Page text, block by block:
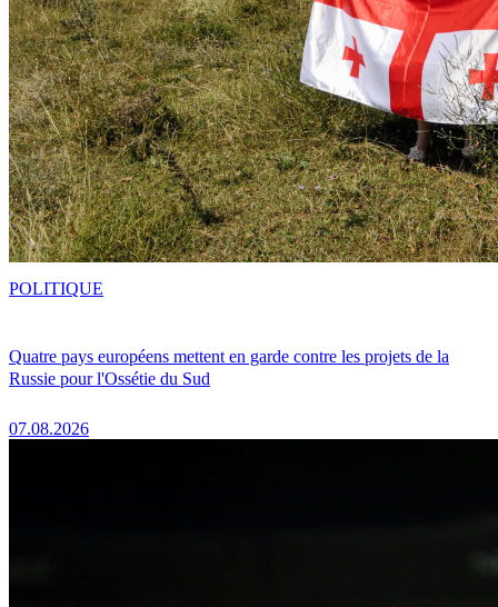
Quatre pays européens mettent en garde contre les projets de la
Russie pour l'Ossétie du Sud
07.08.2026
POLITIQUE